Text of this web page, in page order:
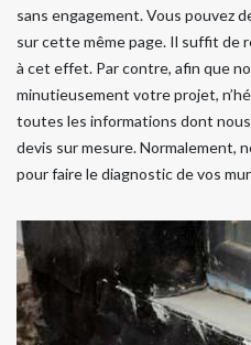
sans engagement. Vous pouvez
sur cette même page. Il suffit de
à cet effet. Par contre, afin que
minutieusement votre projet,
toutes les informations dont
devis sur mesure. Normalement,
pour faire le diagnostic de vos